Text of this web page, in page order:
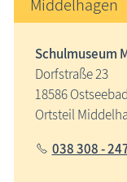
Middelhagen
Schulmuseum
Dorfstraße 23
18586
Ortsteil
038 308 -